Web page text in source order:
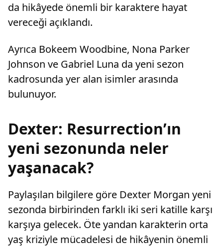
da hikâyede önemli bir karaktere hayat
vereceği açıklandı.
Ayrıca Bokeem Woodbine, Nona Parker
Johnson ve Gabriel Luna da yeni sezon
kadrosunda yer alan isimler arasında
bulunuyor.
Dexter: Resurrection’ın
yeni sezonunda neler
yaşanacak?
Paylaşılan bilgilere göre Dexter Morgan yeni
sezonda birbirinden farklı iki seri katille karşı
karşıya gelecek. Öte yandan karakterin orta
yaş kriziyle mücadelesi de hikâyenin önemli